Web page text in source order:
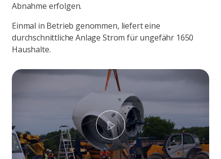
Abnahme erfolgen.
Einmal in Betrieb genommen, liefert eine
durchschnittliche Anlage Strom für ungefähr 1650
Haushalte.
Play